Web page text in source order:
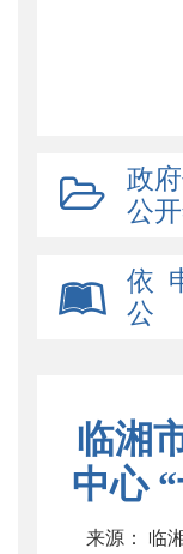
政
公
依
公
临湘
中心
来源： 临